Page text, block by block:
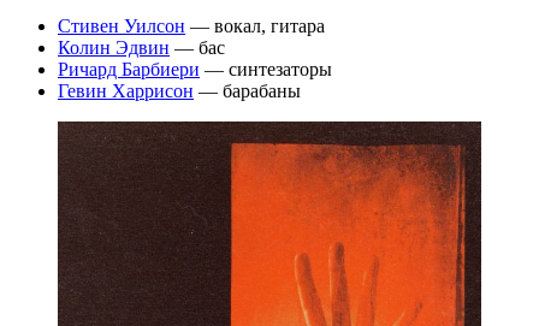
Стивен Уилсон — вокал, гитара
Колин Эдвин — бас
Ричард Барбиери — синтезаторы
Гевин Харрисон — барабаны